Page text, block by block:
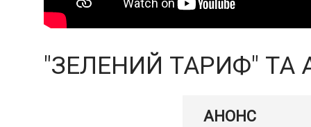
"ЗЕЛЕНИЙ ТАРИФ" ТА
АНОНС